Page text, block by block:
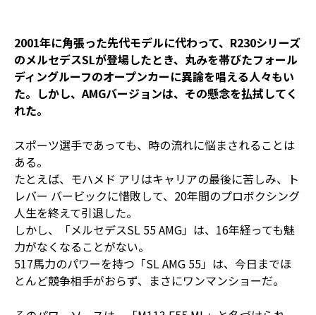
2001年に角張った先代モデルに代わって、R230シリーズ
のメルセデスSLが登場したとき、丸みを帯びたフォール
ディングルーフのオープンカーに異論を唱える人々もい
た。しかし、AMGバージョンは、その懸念を払拭してく
れた。
スポーツ選手であっても、時の流れに悩まされることは
ある。
たとえば、モハメド アリはキャリアの最後に苦しみ、ト
レバー バービックに惜敗して、20年間のプロボクシング
人生を終えて引退した。
しかし、「メルセデスSL 55 AMG」は、16年経っても魅
力がなくなることがない。
517馬力のパワーを持つ「SL AMG 55」は、今日までほ
とんど競争相手がおらず、まさにワンマンショーだ。